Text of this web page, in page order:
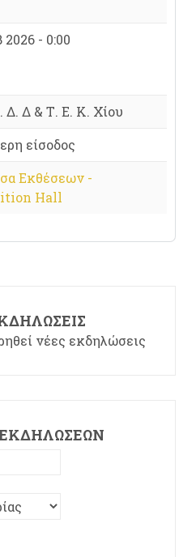
2026 - 0:00
Δ. Δ & Τ. Ε. Κ. Χίου
είσοδος
Εκθέσεων -
Hall
νέες εκδηλώσεις